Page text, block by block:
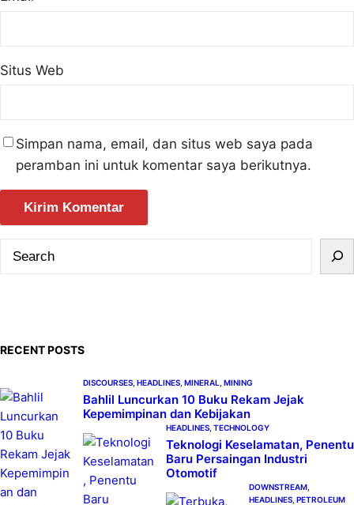
Situs Web
Simpan nama, email, dan situs web saya pada
peramban ini untuk komentar saya berikutnya.
h
RECENT POSTS
DISCOURSES HEADLINES MINERAL MINING
Bahlil Luncurkan 10 Buku Rekam Jejak
Kepemimpinan dan Kebijakan
HEADLINES TECHNOLOGY
Teknologi Keselamatan, Penentu
Baru Persaingan Industri
Otomotif
DOWNSTREAM
HEADLINES PETROLEUM